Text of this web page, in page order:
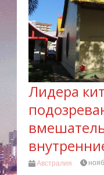
Лидера
Австралия